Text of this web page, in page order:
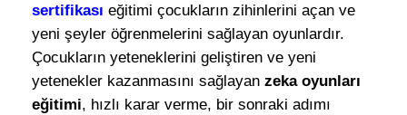
sertifikası eğitimi çocukların zihinlerini açan ve
yeni şeyler öğrenmelerini sağlayan oyunlardır.
Çocukların yeteneklerini geliştiren ve yeni
yetenekler kazanmasını sağlayan zeka oyunları
eğitimi, hızlı karar verme, bir sonraki adımı